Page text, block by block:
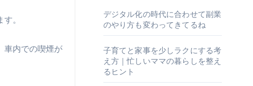
。
車内での喫煙が
デジタル化の時代に合わせて副業
のやり方も変わってきてるね
子育てと家事を少しラクにする考
え方｜忙しいママの暮らしを整え
るヒント